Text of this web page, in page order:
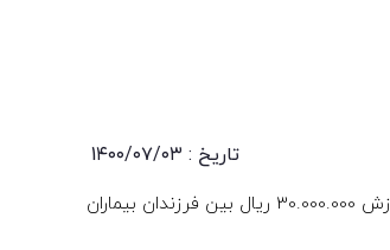
تاریخ : 1۴۰۰/۰۷/۰۳